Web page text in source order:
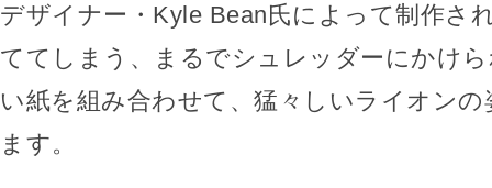
デザイナー・Kyle Bean氏によって制作さ
ててしまう、まるでシュレッダーにかけ
い紙を組み合わせて、猛々しいライオン
ます。